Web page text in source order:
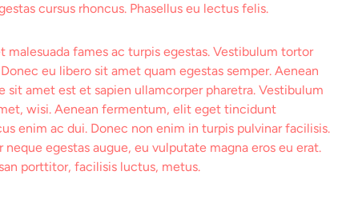
cursus rhoncus. Phasellus eu lectus felis.
fames ac turpis egestas. Vestibulum tortor
eu libero sit amet quam egestas semper. Aenean
amet est et sapien ullamcorper pharetra. Vestibulum
wisi. Aenean fermentum, elit eget tincidunt
enim ac dui. Donec non enim in turpis pulvinar facilisis.
egestas augue, eu vulputate magna eros eu erat.
porttitor, facilisis luctus, metus.